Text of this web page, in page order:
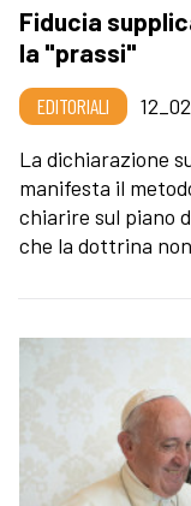
Fiducia
la "prassi"
EDITORIALI
La dichiarazione
manifesta il
chiarire sul piano
che la dottrina